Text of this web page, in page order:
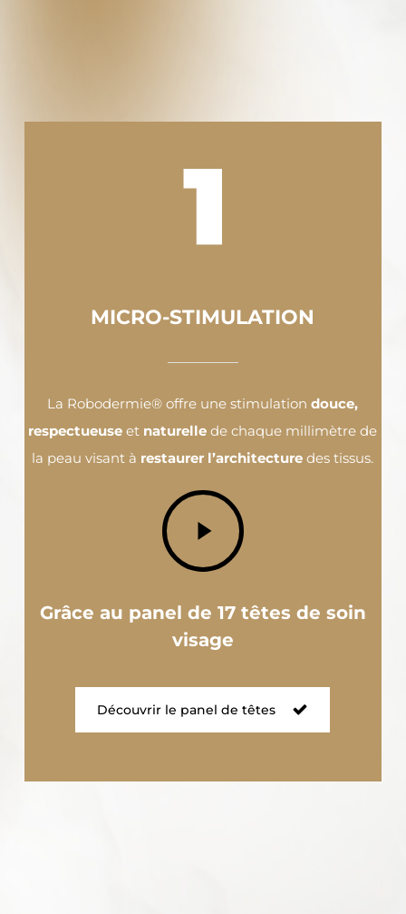
MICRO-STIMULATION
La Robodermie® offre une stimulationdouce,
respectueuseet naturellede chaque millimètre de
la peau visant à restaurer l’architecturedes tissus.
Play
Video
Grâce au panel de 17 têtes de soin
visage
Découvrir le panel de têtes